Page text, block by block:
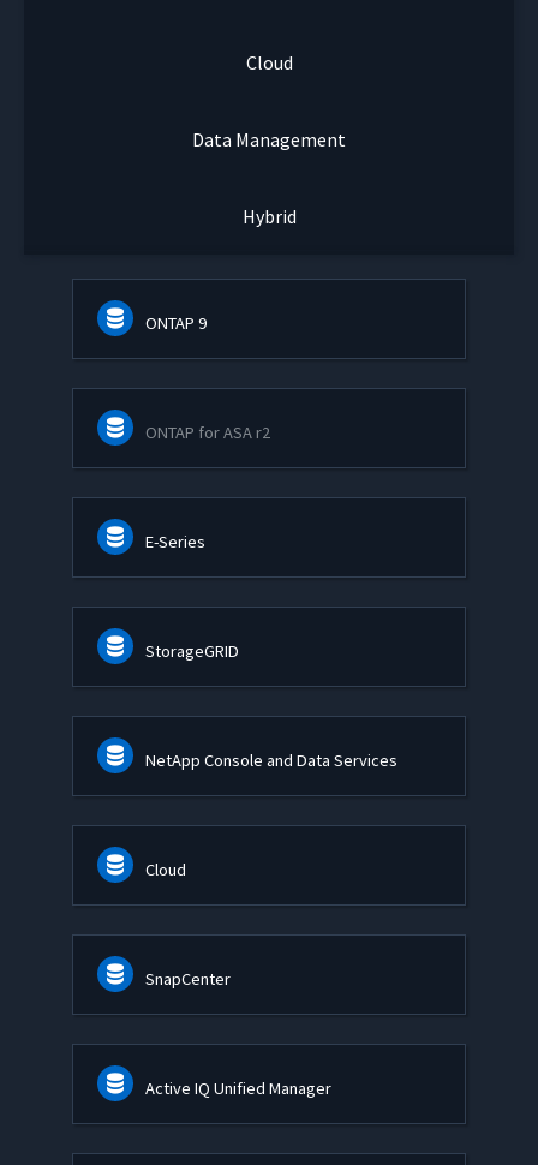
Cloud
Data Management
Hybrid
ONTAP 9
ONTAP for ASA r2
E-Series
StorageGRID
NetApp Console and Data Services
Cloud
SnapCenter
Active IQ Unified Manager